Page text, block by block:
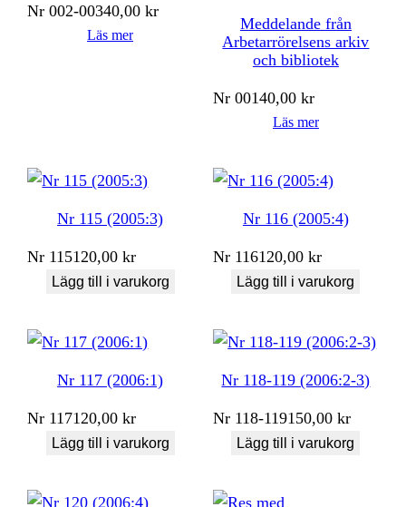
Nr 002-00340,00kr
Läs mer
Meddelande från
Arbetarrörelsens arkiv
och bibliotek
Nr 00140,00kr
Läs mer
Nr 115 (2005:3)
Nr 115120,00kr
Lägg till i varukorg
Nr 116 (2005:4)
Nr 116120,00kr
Lägg till i varukorg
Nr 117 (2006:1)
Nr 117120,00kr
Lägg till i varukorg
Nr 118-119 (2006:2-3)
Nr 118-119150,00kr
Lägg till i varukorg